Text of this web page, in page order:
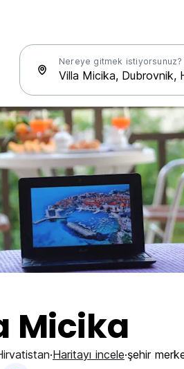
Nereye gitmek istiyorsunuz?
Micika
Haritayı incele şehir